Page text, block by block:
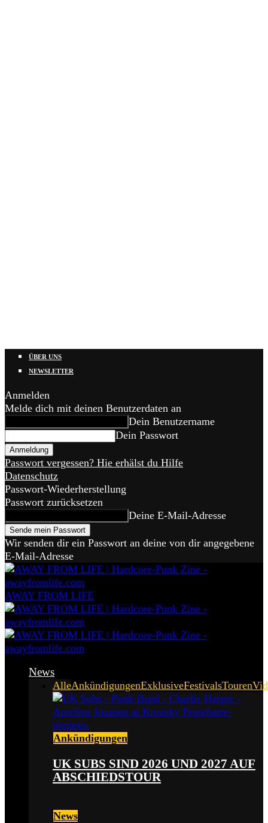
ÜBER UNS
NEWSLETTER
Anmelden
Melde dich mit deinen Benutzerdaten an
Dein Benutzername
Dein Passwort
Passwort vergessen? Hie erhälst du Hilfe
Datenschutz
Passwort-Wiederherstellung
Passwort zurücksetzen
Deine E-Mail-Adresse
Wir senden dir ein Passwort an deine von dir angegebene
E-Mail-Adresse
AWAY FROM LIFE
News
AlleAnkündigungenExklusiveFestivalsTouren
Ankündigungen
UK SUBS SIND 2026 UND 2027 AUF
ABSCHIEDSTOUR
News